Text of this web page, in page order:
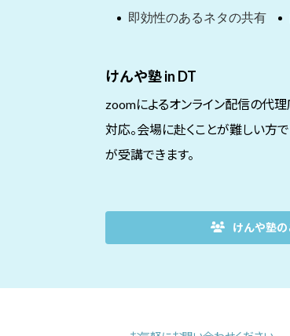
即効性のあるネタの共有
けんや塾 in DT
zoomによるオンライン配信の代
対応。会場に赴くことが難しい方
が受講できます。
けんや塾